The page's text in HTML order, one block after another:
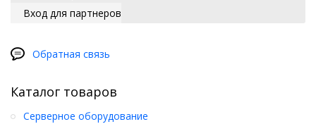
Вход для партнеров
Обратная связь
Каталог товаров
Серверное оборудование